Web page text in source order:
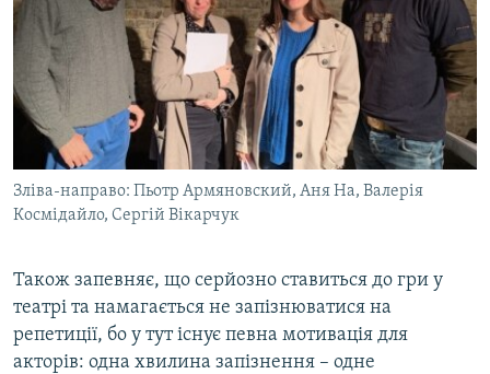
Зліва-направо: Пьотр Армяновский, Аня На, Валерія
Космідайло, Сергій Вікарчук
Також запевняє, що серйозно ставиться до гри у
театрі та намагається не запізнюватися на
репетиції, бо у тут існує певна мотивація для
акторів: одна хвилина запізнення – одне